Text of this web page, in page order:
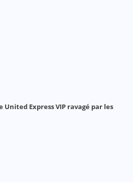
United Express VIP ravagé par les